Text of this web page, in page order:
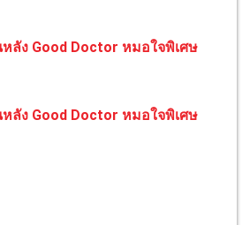
ลัง Good Doctor หมอใจพิเศษ
ลัง Good Doctor หมอใจพิเศษ